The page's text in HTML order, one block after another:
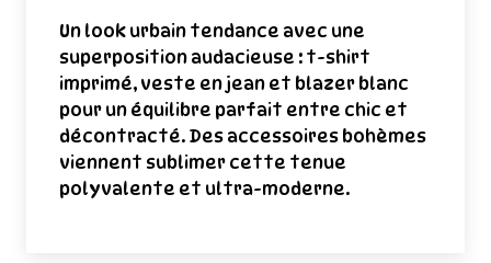
Un look urbain tendance avec une
superposition audacieuse : t-shirt
imprimé, veste en jean et blazer blanc
pour un équilibre parfait entre chic et
décontracté. Des accessoires bohèmes
viennent sublimer cette tenue
polyvalente et ultra-moderne.